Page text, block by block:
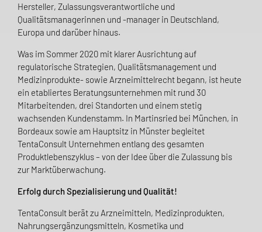
Hersteller, Zulassungsverantwortliche und
Qualitätsmanagerinnen und -manager in Deutschland,
Europa und darüber hinaus.
Was im Sommer 2020 mit klarer Ausrichtung auf
regulatorische Strategien, Qualitätsmanagement und
Medizinprodukte- sowie Arzneimittelrecht begann, ist heute
ein etabliertes Beratungsunternehmen mit rund 30
Mitarbeitenden, drei Standorten und einem stetig
wachsenden Kundenstamm. In Martinsried bei München, in
Bordeaux sowie am Hauptsitz in Münster begleitet
TentaConsult Unternehmen entlang des gesamten
Produktlebenszyklus – von der Idee über die Zulassung bis
zur Marktüberwachung.
Erfolg durch Spezialisierung und Qualität!
TentaConsult berät zu Arzneimitteln, Medizinprodukten,
Nahrungsergänzungsmitteln, Kosmetika und